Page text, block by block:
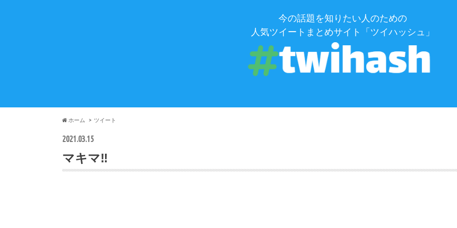
今の話題を知りたい人のための
人気ツイートまとめサイト「ツイハッシュ」
ホーム ツイート
2021.03.15
マキマ‼️